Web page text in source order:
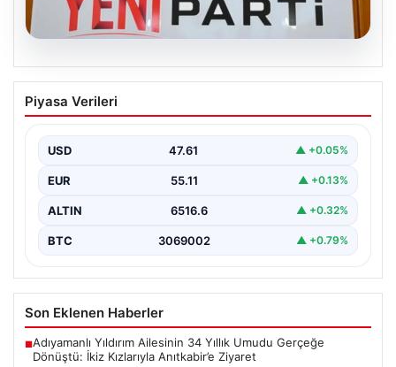
Özgür Özel’den Türkiye’nin Tüm
Demokratlarına Yeni Parti Çağrısı
Meclis'teki ilk grup toplantısında önemli mesajlar verdi.
Piyasa Verileri
USD 47.61 ▲ +0.05%
EUR 55.11 ▲ +0.13%
ALTIN 6516.6 ▲ +0.32%
BTC 3069002 ▲ +0.79%
Son Eklenen Haberler
■Adıyamanlı Yıldırım Ailesinin 34 Yıllık Umudu Gerçeğe
Dönüştü: İkiz Kızlarıyla Anıtkabir’e Ziyaret